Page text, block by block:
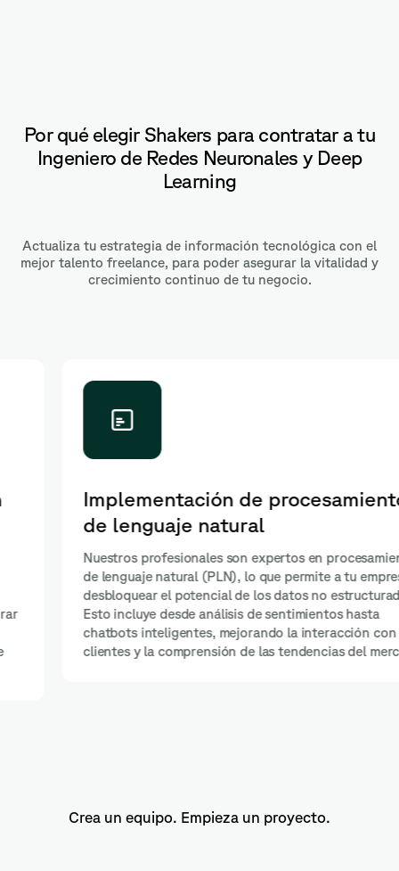
Por qué elegir Shakers para contratar a tu
Ingeniero de Redes Neuronales y Deep
Learning
Actualiza tu estrategia de información tecnológica con el
mejor talento freelance, para poder asegurar la vitalidad y
crecimiento continuo de tu negocio.
Implementación de procesamiento
de lenguaje natural
Nuestros profesionales son expertos en procesamiento
de lenguaje natural (PLN), lo que permite a tu empresa
desbloquear el potencial de los datos no estructurados.
Esto incluye desde análisis de sentimientos hasta
chatbots inteligentes, mejorando la interacción con
clientes y la comprensión de las tendencias del mercado.
Crea un equipo. Empieza un proyecto.